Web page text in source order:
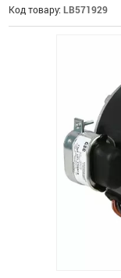
Код товару: LB571929